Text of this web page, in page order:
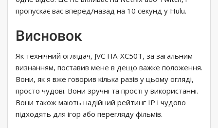
пропускає вас вперед/назад на 10 секунд у Hulu.
Висновок
Як технічний оглядач, JVC HA-XC50T, за загальним
визнанням, поставив мене в дещо важке положення.
Вони, як я вже говорив кілька разів у цьому огляді,
просто чудові. Вони зручні та прості у використанні.
Вони також мають надійний рейтинг IP і чудово
підходять для ігор або перегляду фільмів.